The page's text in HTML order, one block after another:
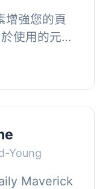
增強您的頁
使用的元
, 完全自訂,
Young
Maverick